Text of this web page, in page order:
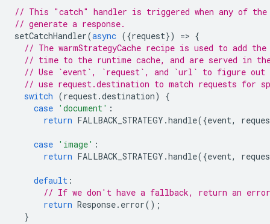
// This "catch" handler is triggered when any of
// generate a response.
setCatchHandler(async ({request}) => {
// The warmStrategyCache recipe is used to add
// time to the runtime cache, and are served in
// Use `event`, `request`, and `url` to figure out
// use request.destination to match requests for
switch (request.destination)
{
case 'document' :
return FALLBACK_STRATEGY .handle({event,
case 'image' :
return FALLBACK_STRATEGY .handle({event,
default :
// If we don't have a fallback, return an error
return Response. error();
}